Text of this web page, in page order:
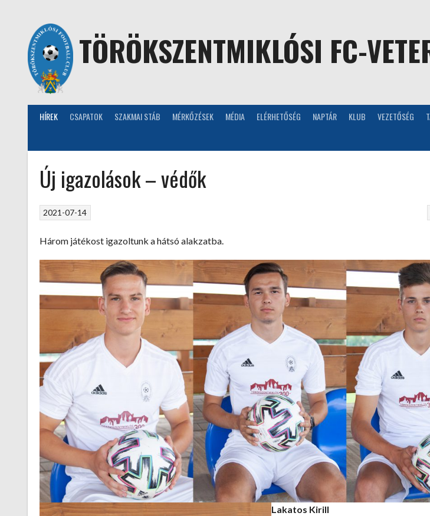
TÖRÖKSZENTMIKLÓSI FC-
HÍREK CSAPATOK SZAKMAI STÁB MÉRKŐZÉSEK MÉDIA ELÉRHETŐSÉG NAPTÁR KLUB VEZETŐSÉG
Új igazolások – védők
2021-07-14
Három játékost igazoltunk a hátsó alakzatba.
Lakatos Kirill